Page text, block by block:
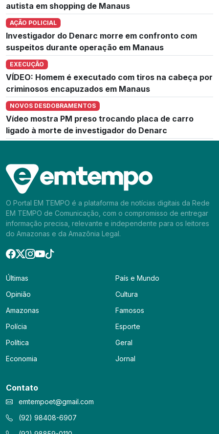
autista em shopping de Manaus
AÇÃO POLICIAL
Investigador do Denarc morre em confronto com
suspeitos durante operação em Manaus
EXECUÇÃO
VÍDEO: Homem é executado com tiros na cabeça por
criminosos encapuzados em Manaus
NOVOS DESDOBRAMENTOS
Vídeo mostra PM preso trocando placa de carro
ligado à morte de investigador do Denarc
O Portal EM TEMPO é a plataforma de notícias digitais da Rede
EM TEMPO de Comunicação, com o compromisso de entregar
informação precisa, relevante e independente para os leitores
do Amazonas e da Amazônia Legal.
Últimas
Opinião
Amazonas
Polícia
Política
Economia
País e Mundo
Cultura
Famosos
Esporte
Geral
Jornal
Contato
emtempoet@gmail.com
(92) 98408-6907